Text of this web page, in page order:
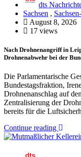
dts
Sachsen ,
August 8, 2026
17 views
Nach Drohnenangriff in
Drohnenabwehr bei der
Die Parlamentarische
Bundestagsfraktion,
Drohnenanschlag auf
Zentralisierung der
bereits für die
Continue reading